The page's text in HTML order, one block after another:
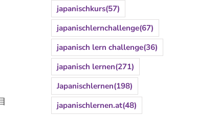
japanischkurs(57)
japanischlernchallenge(67)
japanisch lern challenge(36)
japanisch lernen(271)
Japanischlernen(198)
japanischlernen.at(48)